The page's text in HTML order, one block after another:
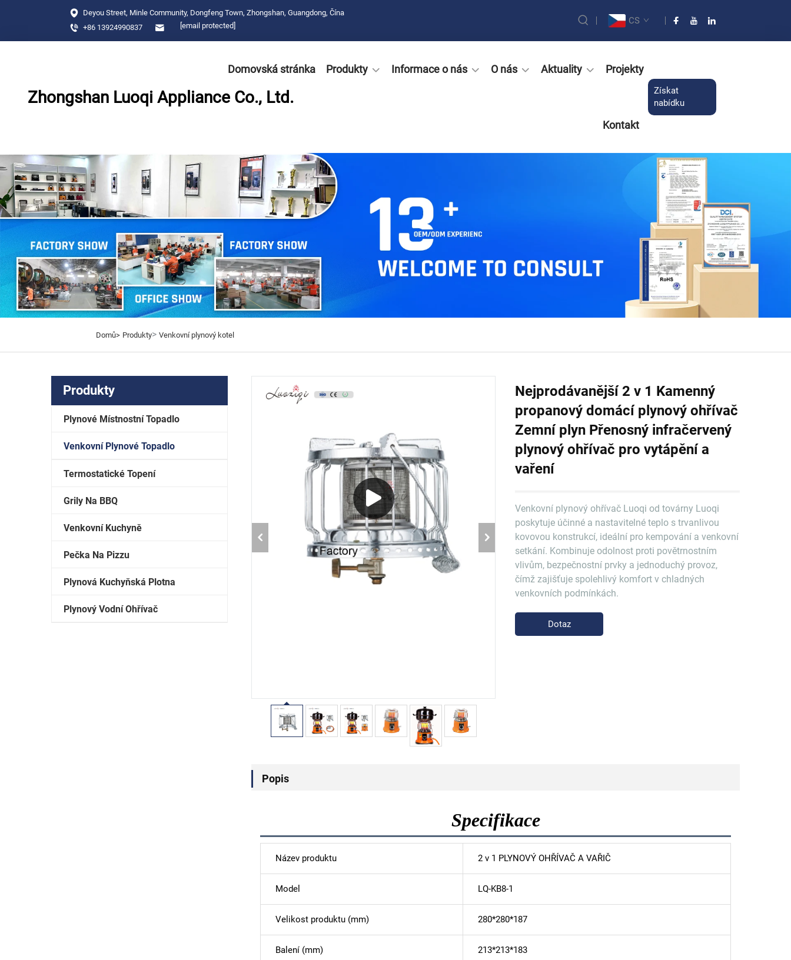
Deyou Street, Minle Community, Dongfeng Town, Zhongshan, Guangdong, Čína
+86 13924990837
[email protected] CS
Zhongshan Luoqi Appliance Co., Ltd.
Domovská stránka Produkty Informace o nás O nás Aktuality Projekty
Kontakt
Získat
nabídku
Domů> Produkty> Venkovní plynový kotel
Produkty
Plynové Místnostní Topadlo
Venkovní Plynové Topadlo
Termostatické Topení
Grily Na BBQ
Venkovní Kuchyně
Pečka Na Pizzu
Plynová Kuchyňská Plotna
Plynový Vodní Ohřívač
Nejprodávanější 2 v 1 Kamenný
propanový domácí plynový ohřívač
Zemní plyn Přenosný infračervený
plynový ohřívač pro vytápění a
vaření
Venkovní plynový ohřívač Luoqi od továrny Luoqi
poskytuje účinné a nastavitelné teplo s trvanlivou
kovovou konstrukcí, ideální pro kempování a venkovní
setkání. Kombinuje odolnost proti povětrnostním
vlivům, bezpečnostní prvky a jednoduchý provoz,
čímž zajišťuje spolehlivý komfort v chladných
venkovních podmínkách.
Dotaz
Popis
Specifikace
Název produktu 2 v 1 PLYNOVÝ OHŘÍVAČ A VAŘIČ
Model LQ-KB8-1
Velikost produktu (mm) 280*280*187
Balení (mm) 213*213*183